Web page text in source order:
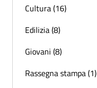
Cultura (16)
Edilizia (8)
Giovani (8)
Rassegna stampa (1)